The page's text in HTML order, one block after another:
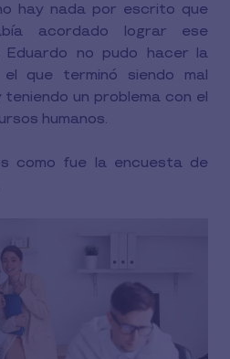
hay nada por escrito que
acordado lograr ese
Eduardo no pudo hacer la
que terminó siendo mal
un problema con el
humanos.
como fue la encuesta de